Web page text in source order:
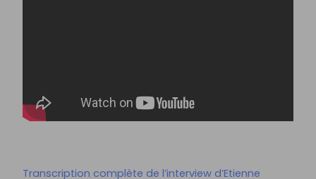
Transcription complète de l’interview d’Etienne